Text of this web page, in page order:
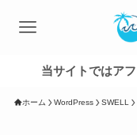
当サイトではア
ホーム WordPress SWELL